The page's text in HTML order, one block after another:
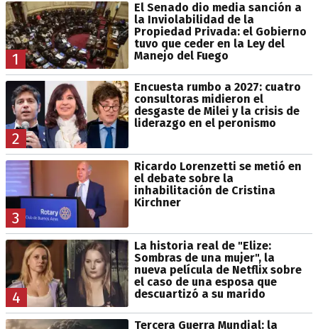
1
El Senado dio media sanción a
la Inviolabilidad de la
Propiedad Privada: el Gobierno
tuvo que ceder en la Ley del
Manejo del Fuego
2
Encuesta rumbo a 2027: cuatro
consultoras midieron el
desgaste de Milei y la crisis de
liderazgo en el peronismo
3
Ricardo Lorenzetti se metió en
el debate sobre la
inhabilitación de Cristina
Kirchner
4
La historia real de "Elize:
Sombras de una mujer", la
nueva película de Netflix sobre
el caso de una esposa que
descuartizó a su marido
Tercera Guerra Mundial: la